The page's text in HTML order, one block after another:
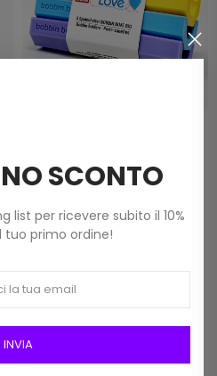
Colori Assortiti, Set 3pz Art
611984
14,20 €
SCONTO
list per ricevere subito il 10%
tuo primo ordine!
INVIA